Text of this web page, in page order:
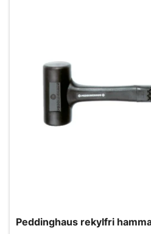
Peddinghaus rekylfri